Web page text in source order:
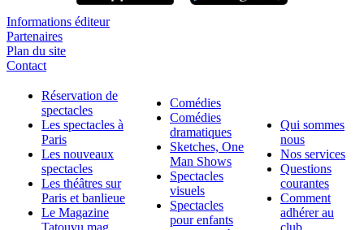
Informations éditeur
Partenaires
Plan du site
Contact
Réservation de
spectacles
Les spectacles à
Paris
Les nouveaux
spectacles
Les théâtres sur
Paris et banlieue
Le Magazine
Comédies
Comédies
dramatiques
Sketches, One
Man Shows
Spectacles
visuels
Spectacles
pour enfants
Qui sommes
nous
Nos services
Questions
courantes
Comment
adhérer au